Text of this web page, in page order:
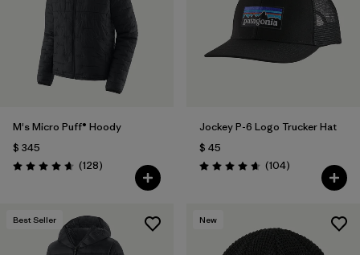
M's Micro Puff® Hoody
$ 345
Valoración: 4.6 / 5
(128Comentarios
)
Jockey P-6 Logo Trucker Hat
$ 45
Valoración: 4.7 / 5
(104Comentarios
)
Best Seller New